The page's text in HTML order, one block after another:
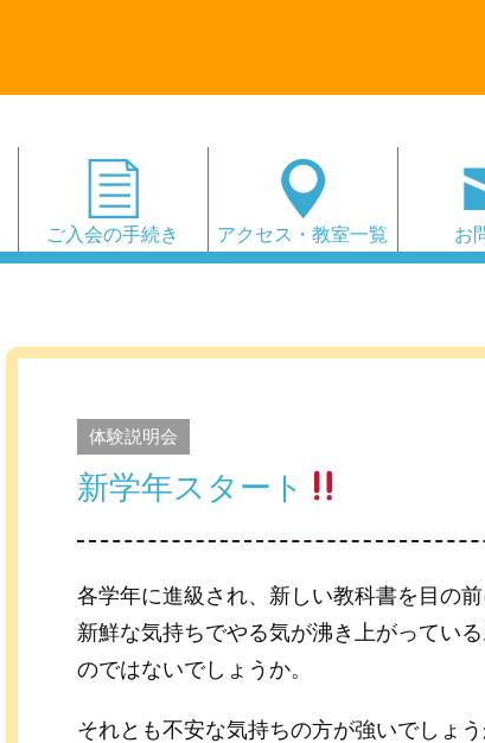
ご入会の手続き アクセス・教室一覧 お
体験説明会
新学年スタート
各学年に進級され、新しい教科書を目の前
新鮮な気持ちでやる気が沸き上がってい
のではないでしょうか。
それとも不安な気持ちの方が強いでしょう